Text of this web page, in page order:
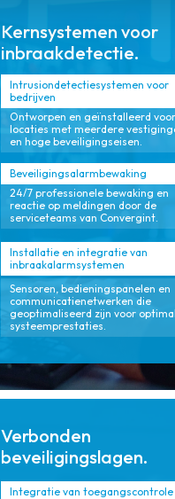
Kernsystemen voor
inbraakdetectie.
Intrusiondetectiesystemen voor
bedrijven
Ontworpen en geïnstalleerd voor
locaties met meerdere
en hoge beveiligingseisen.
Beveiligingsalarmbewaking
24/7 professionele bewaking en
reactie op meldingen door de
serviceteams van Convergint.
Installatie en integratie van
inbraakalarmsystemen
Sensoren, bedieningspanelen en
communicatienetwerken die
geoptimaliseerd zijn voor
systeemprestaties.
Verbonden
beveiligingslagen.
Integratie van toegangscontrole